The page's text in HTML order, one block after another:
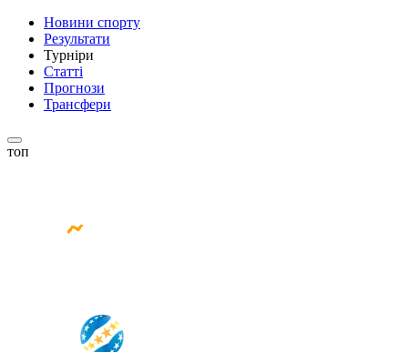
Новини спорту
Результати
Турніри
Статті
Прогнози
Трансфери
топ